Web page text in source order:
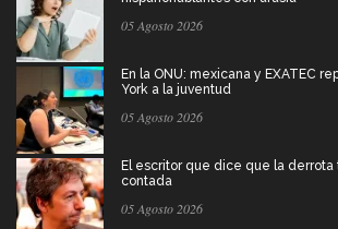
05 Agosto 2026
En la ONU: mexicana y EXATEC
York a la juventud
05 Agosto 2026
El escritor que dice que la
contada
05 Agosto 2026